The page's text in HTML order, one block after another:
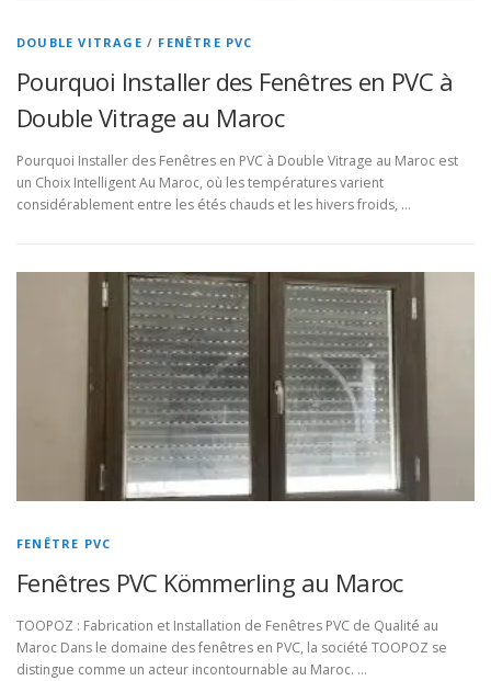
DOUBLE VITRAGE / FENÊTRE PVC
Pourquoi Installer des Fenêtres en PVC à
Double Vitrage au Maroc
Pourquoi Installer des Fenêtres en PVC à Double Vitrage au Maroc est
un Choix Intelligent Au Maroc, où les températures varient
considérablement entre les étés chauds et les hivers froids, …
FENÊTRE PVC
Fenêtres PVC Kömmerling au Maroc
TOOPOZ : Fabrication et Installation de Fenêtres PVC de Qualité au
Maroc Dans le domaine des fenêtres en PVC, la société TOOPOZ se
distingue comme un acteur incontournable au Maroc. …